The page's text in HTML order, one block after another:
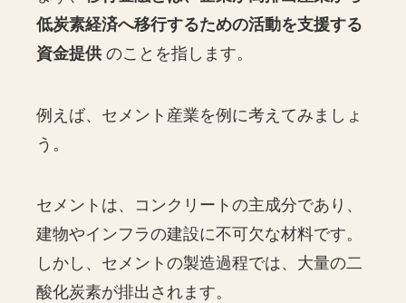
低炭素経済へ移行するための活動を支援する
資金提供 のことを指します。
例えば、セメント産業を例に考えてみましょ
う。
セメントは、コンクリートの主成分であり、
建物やインフラの建設に不可欠な材料です。
しかし、セメントの製造過程では、大量の二
酸化炭素が排出されます。